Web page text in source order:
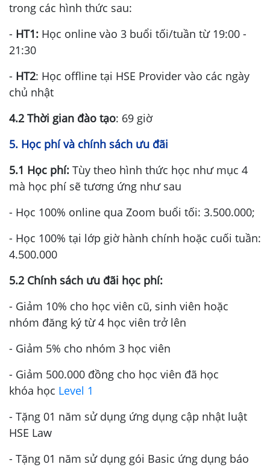
trong các hình thức sau:
- HT1: Học online vào 3 buổi tối/tuần từ 19:00 -
21:30
- HT2: Học offline tại HSE Provider vào các ngày
chủ nhật
4.2 Thời gian đào tạo: 69 giờ
5. Học phí và chính sách ưu đãi
5.1 Học phí: Tùy theo hình thức học như mục 4
mà học phí sẽ tương ứng như sau
- Học 100% online qua Zoom buổi tối: 3.500.000;
- Học 100% tại lớp giờ hành chính hoặc cuối tuần:
4.500.000
5.2 Chính sách ưu đãi học phí:
- Giảm 10% cho học viên cũ, sinh viên hoặc
nhóm đăng ký từ 4 học viên trở lên
- Giảm 5% cho nhóm 3 học viên
- Giảm 500.000 đồng cho học viên đã học
khóa học Level 1
- Tặng 01 năm sử dụng ứng dụng cập nhật luật
HSE Law
- Tặng 01 năm sử dụng gói Basic ứng dụng báo